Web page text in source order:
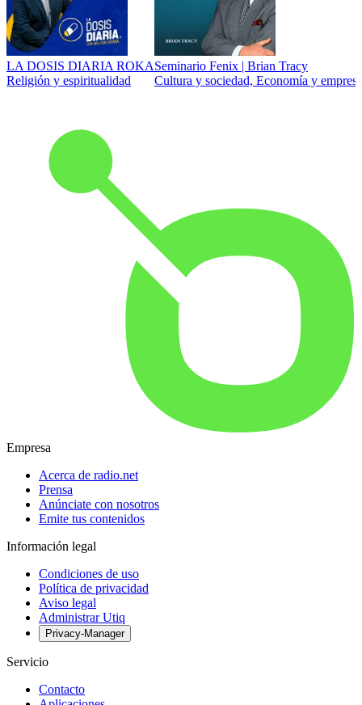
LA DOSIS DIARIA ROKA
Religión y espiritualidad
Seminario Fenix | Brian Tracy
Cultura y sociedad, Economía y
Empresa
Acerca de radio.net
Prensa
Anúnciate con nosotros
Emite tus contenidos
Información legal
Condiciones de uso
Política de privacidad
Aviso legal
Administrar Utiq
Privacy-Manager
Servicio
Contacto